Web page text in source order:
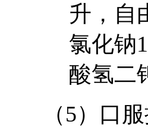
升，自
氯化钠
酸氢二
（5）口